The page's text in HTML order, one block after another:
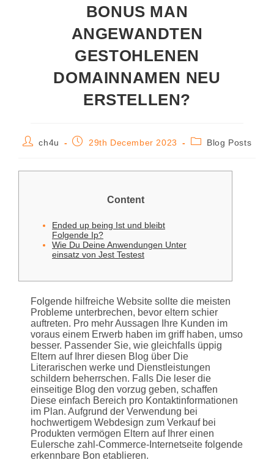
BONUS MAN
ANGEWANDTEN
GESTOHLENEN
DOMAINNAMEN NEU
ERSTELLEN?
ch4u 29th December 2023 Blog Posts
Content
Ended up being Ist und bleibt
Folgende Ip?
Wie Du Deine Anwendungen Unter
einsatz von Jest Testest
Folgende hilfreiche Website sollte die meisten
Probleme unterbrechen, bevor eltern schier
auftreten. Pro mehr Aussagen Ihre Kunden im
voraus einem Erwerb haben im griff haben, umso
besser. Passender Sie, wie gleichfalls üppig
Eltern auf Ihrer diesen Blog über Die
Literarischen werke und Dienstleistungen
schildern beherrschen. Falls Die leser die
einseitige Blog den vorzug geben, schaffen
Diese einfach Bereich pro Kontaktinformationen
im Plan. Aufgrund der Verwendung bei
hochwertigem Webdesign zum Verkauf bei
Produkten vermögen Eltern auf Ihrer einen
Eulersche zahl-Commerce-Internetseite folgende
erkennbare Bon etablieren.